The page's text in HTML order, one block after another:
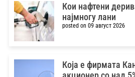
Кои нафтени
најмногу лани
posted on 09 август 2026
Која е фирмата